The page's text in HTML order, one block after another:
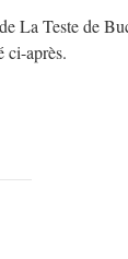
Teste de
ci-après.